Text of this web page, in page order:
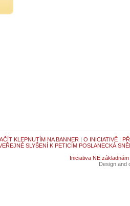
KLEPNUTÍM NA BANNER | O INICIATIVĚ|
SLYŠENÍ K PETICÍM POSLANECKÁ
Iniciativa NE základnám
Design and